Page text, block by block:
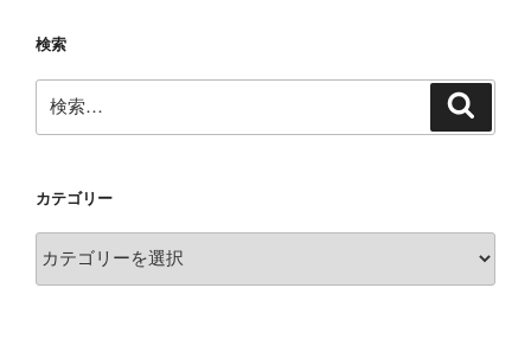
検索
索:
カテゴリー
テ